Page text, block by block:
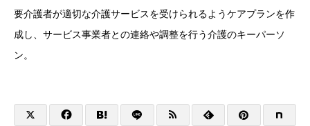
要介護者が適切な介護サービスを受けられるようケアプランを作
成し、サービス事業者との連絡や調整を行う介護のキーパーソ
ン。